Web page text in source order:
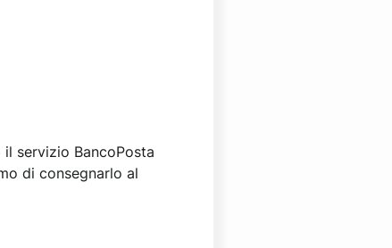
servizio BancoPosta
di consegnarlo al